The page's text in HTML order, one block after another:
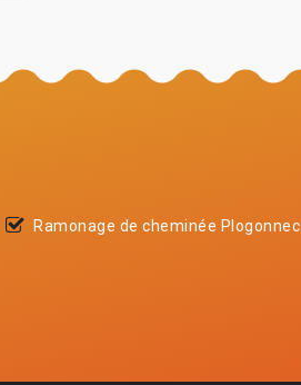
Ramonage de cheminée Plogonnec